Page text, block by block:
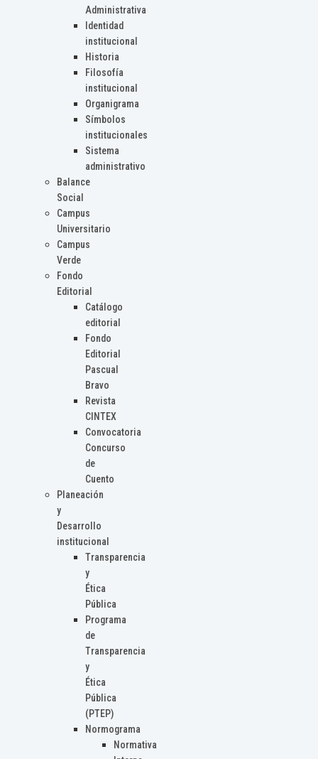
Administrativa
Identidad
institucional
Historia
Filosofía
institucional
Organigrama
Símbolos
institucionales
Sistema
administrativo
Balance
Social
Campus
Universitario
Campus
Verde
Fondo
Editorial
Catálogo
editorial
Fondo
Editorial
Pascual
Bravo
Revista
CINTEX
Convocatoria
Concurso
de
Cuento
Planeación
y
Desarrollo
institucional
Transparencia
y
Ética
Pública
Programa
de
Transparencia
y
Ética
Pública
(PTEP)
Normograma
Normativa